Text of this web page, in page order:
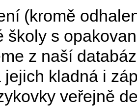
(kromě
školy s
z naší
jejich kladná i
veřejně